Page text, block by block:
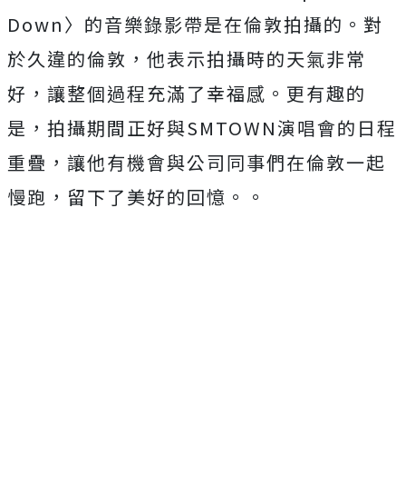
Down〉的音樂錄影帶是在倫敦拍攝的。對
於久違的倫敦，他表示拍攝時的天氣非常
好，讓整個過程充滿了幸福感。更有趣的
是，拍攝期間正好與SMTOWN演唱會的日程
重疊，讓他有機會與公司同事們在倫敦一起
慢跑，留下了美好的回憶。。